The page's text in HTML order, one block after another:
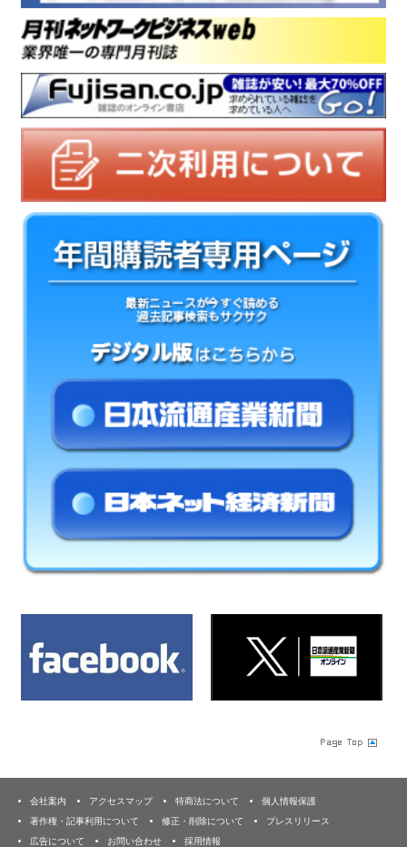
会社案内 アクセスマップ 特商法について
個人情報保護
著作権・記事利用について
修正・削除について
プレスリリース
広告について
お問い合わせ 採用情報